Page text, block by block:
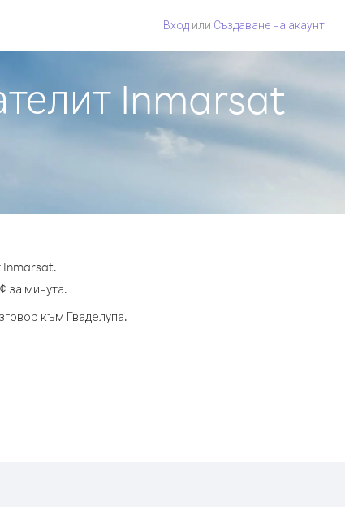
Вход или Създаване на акаунт
Inmarsat
Inmarsat.
за минута.
към Гваделупа.